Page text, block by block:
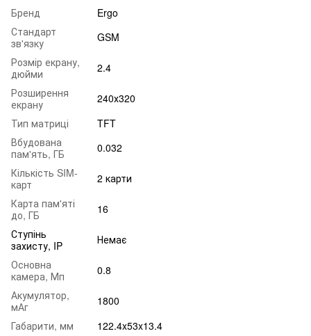
Бренд
Ergo
Стандарт
зв'язку
GSM
Розмір екрану,
дюйми
2.4
Розширення
екрану
240х320
Тип матриці
TFT
Вбудована
пам'ять, ГБ
0.032
Кількість SIM-
карт
2 карти
Карта пам'яті
до, ГБ
16
Ступінь
захисту, IP
Немає
Основна
камера, Мп
0.8
Акумулятор,
мАг
1800
Габарити, мм
122.4x53x13.4